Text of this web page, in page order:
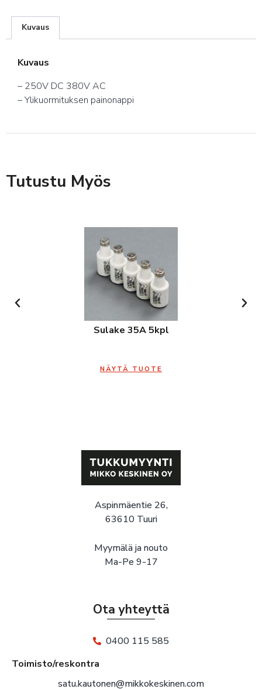
Kuvaus
Kuvaus
– 250V DC 380V AC
– Ylikuormituksen painonappi
Tutustu Myös
Sulake 35A 5kpl
NÄYTÄ TUOTE
Aspinmäentie 26,
63610 Tuuri
Myymälä ja nouto
Ma-Pe 9-17
Ota yhteyttä
0400 115 585
Toimisto/reskontra
satu.kautonen@mikkokeskinen.com